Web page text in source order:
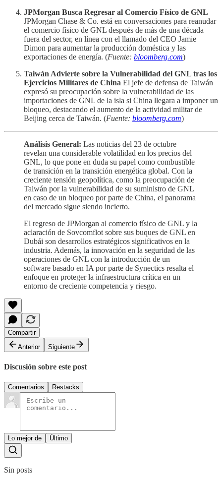
JPMorgan Busca Regresar al Comercio Físico de GNL
JPMorgan Chase & Co. está en conversaciones para reanudar
el comercio físico de GNL después de más de una década
fuera del sector, en línea con el llamado del CEO Jamie
Dimon para aumentar la producción doméstica y las
exportaciones de energía. (Fuente: bloomberg.com)
Taiwán Advierte sobre la Vulnerabilidad del GNL tras los
Ejercicios Militares de China El jefe de defensa de Taiwán
expresó su preocupación sobre la vulnerabilidad de las
importaciones de GNL de la isla si China llegara a imponer un
bloqueo, destacando el aumento de la actividad militar de
Beijing cerca de Taiwán. (Fuente: bloomberg.com)
Análisis General: Las noticias del 23 de octubre
revelan una considerable volatilidad en los precios del
GNL, lo que pone en duda su papel como combustible
de transición en la transición energética global. Con la
creciente tensión geopolítica, como la preocupación de
Taiwán por la vulnerabilidad de su suministro de GNL
en caso de un bloqueo por parte de China, el panorama
del mercado sigue siendo incierto.
El regreso de JPMorgan al comercio físico de GNL y la
aclaración de Sovcomflot sobre sus buques de GNL en
Dubái son desarrollos estratégicos significativos en la
industria. Además, la innovación en la seguridad de las
operaciones de GNL con la introducción de un
software basado en IA por parte de Synectics resalta el
enfoque en proteger la infraestructura crítica en un
entorno de creciente competencia y riesgo.
Compartir
Anterior
Siguiente
Discusión sobre este post
Comentarios Restacks
Lo mejor de Último
Sin posts